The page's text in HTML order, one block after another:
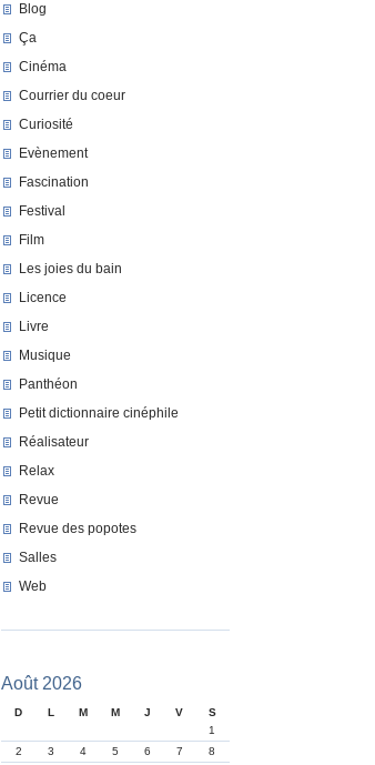
Blog
Ça
Cinéma
Courrier du coeur
Curiosité
Evènement
Fascination
Festival
Film
Les joies du bain
Licence
Livre
Musique
Panthéon
Petit dictionnaire cinéphile
Réalisateur
Relax
Revue
Revue des popotes
Salles
Web
Août 2026
D L M M J V
S
1
2
3 4 5 6 7
8